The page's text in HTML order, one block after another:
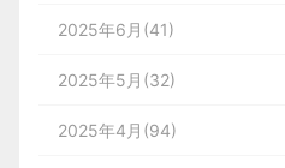
2025年6月(41)
2025年5月(32)
2025年4月(94)